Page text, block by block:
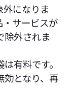
外になりま
・サービスが
除外されま
有料です。
効となり、再